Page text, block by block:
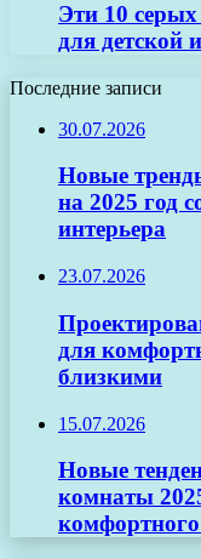
Эти 10
для детской
Последние записи
30.07.2026
Новые
на 2025 год
интерьера
23.07.2026
для
близкими
15.07.2026
Новые
комнаты